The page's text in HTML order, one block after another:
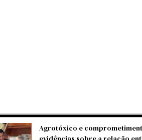
Agrotóxico e